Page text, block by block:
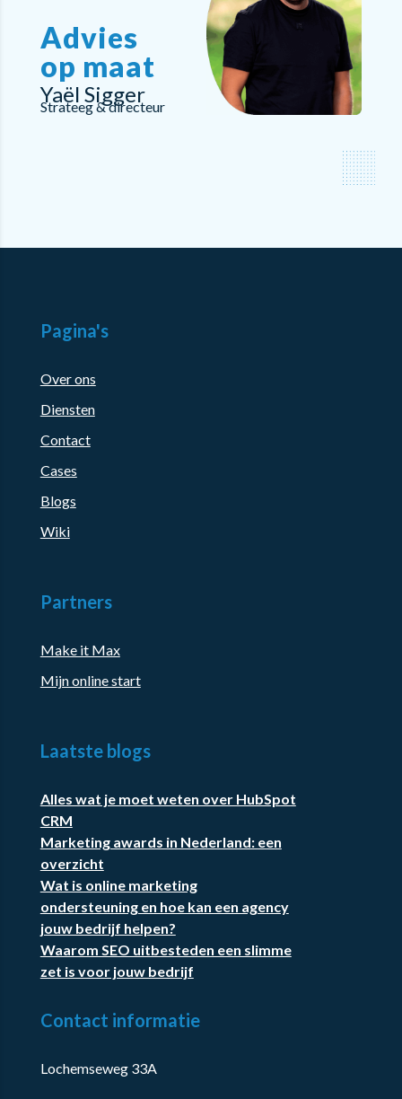
Advies
op maat
Yaël Sigger
Strateeg & directeur
Pagina's
Over ons
Diensten
Contact
Cases
Blogs
Wiki
Partners
Make it Max
Mijn online start
Laatste blogs
Alles wat je moet weten over HubSpot
CRM
Marketing awards in Nederland: een
overzicht
Wat is online marketing
ondersteuning en hoe kan een agency
jouw bedrijf helpen?
Waarom SEO uitbesteden een slimme
zet is voor jouw bedrijf
Contact informatie
Lochemseweg 33A